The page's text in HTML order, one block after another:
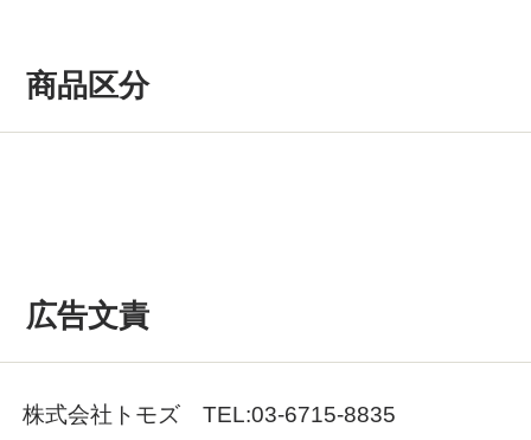
商品区分
広告文責
株式会社トモズ TEL:03-6715-8835